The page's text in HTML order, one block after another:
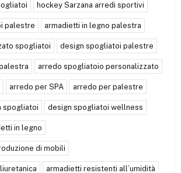
hockey Sarzana arredi sportivi
palestre armadietti in legno palestra
spogliatoi design spogliatoi palestre
arredo spogliatoio personalizzato
arredo per SPA arredo per palestre
spogliatoi design spogliatoi wellness
in legno
di mobili
armadietti resistenti all’umidità